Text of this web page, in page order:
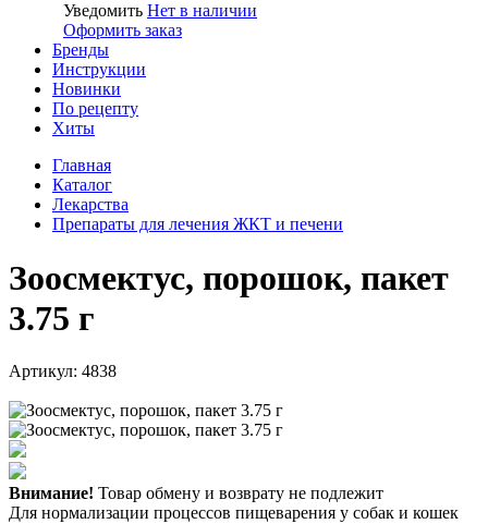
Уведомить Нет в наличии
Оформить заказ
Бренды
Инструкции
Новинки
По рецепту
Хиты
Главная
Каталог
Лекарства
Препараты для лечения ЖКТ и печени
Зоосмектус, порошок, пакет
3.75 г
Артикул: 4838
Внимание! Товар обмену и возврату не подлежит
Для нормализации процессов пищеварения у собак и кошек